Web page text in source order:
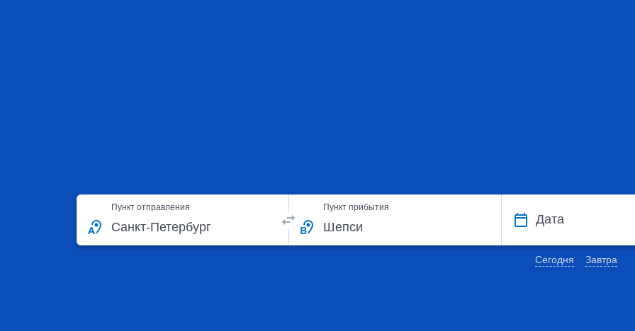
Пункт отправления Пункт прибытия
Дата
Сегодня Завтра